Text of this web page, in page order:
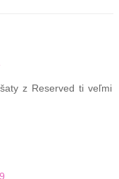
z Reserved ti veľmi